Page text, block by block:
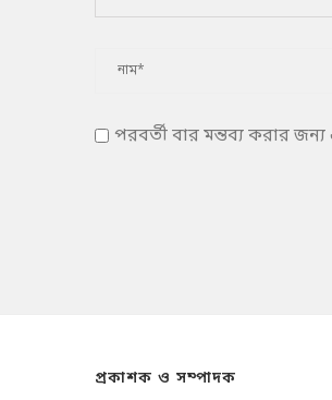
পরবর্তী বার মন্তব্য করার
প্রকাশক ও সম্পাদক